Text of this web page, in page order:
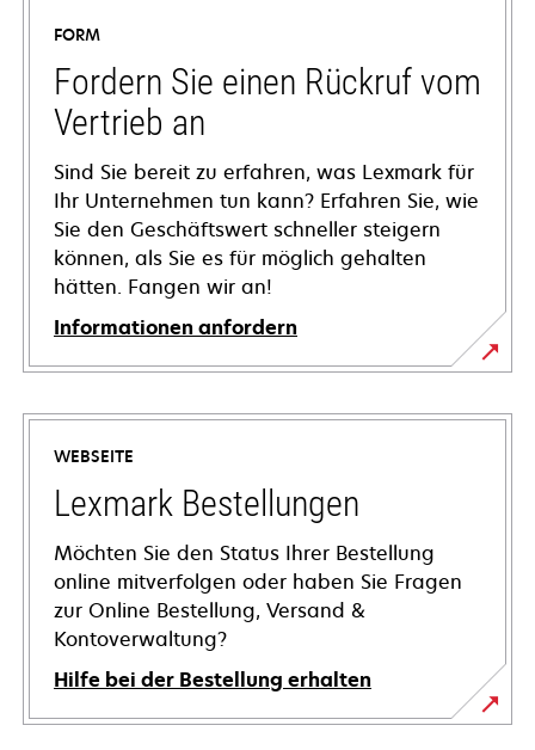
FORM
Fordern Sie einen Rückruf vom
Vertrieb an
Sind Sie bereit zu erfahren, was Lexmark für
Ihr Unternehmen tun kann? Erfahren Sie, wie
Sie den Geschäftswert schneller steigern
können, als Sie es für möglich gehalten
hätten. Fangen wir an!
Informationen anfordern
WEBSEITE
Lexmark Bestellungen
Möchten Sie den Status Ihrer Bestellung
online mitverfolgen oder haben Sie Fragen
zur Online Bestellung, Versand &
Kontoverwaltung?
Hilfe bei der Bestellung erhalten